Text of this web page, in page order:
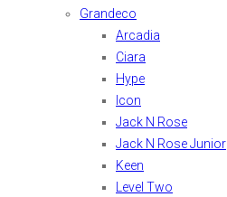
Grandeco
Arcadia
Ciara
Hype
Icon
Jack N Rose
Jack N Rose Junior
Keen
Level Two